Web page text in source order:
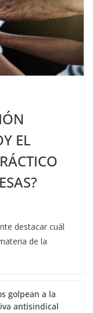
EL
destacar cuál
de la
golpean a la
antisindical